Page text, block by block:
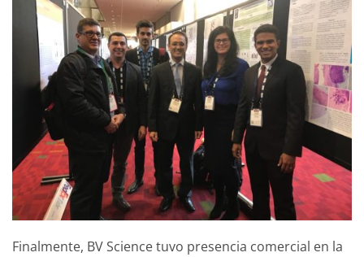
Finalmente, BV Science tuvo presencia comercial en la